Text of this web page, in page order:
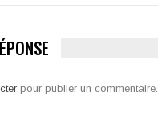
pour publier un commentaire.